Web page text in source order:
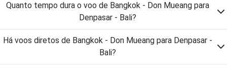
Quanto tempo dura o voo de Bangkok - Don Mueang para
Denpasar - Bali?
Há voos diretos de Bangkok - Don Mueang para Denpasar -
Bali?